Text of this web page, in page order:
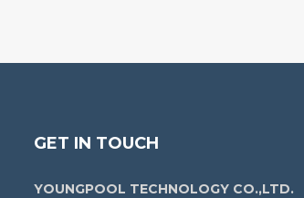
GET IN TOUCH
YOUNGPOOL TECHNOLOGY CO.,LTD.